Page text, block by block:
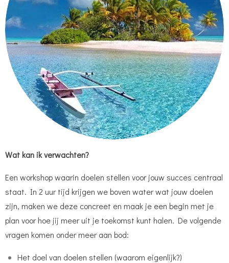
Wat kan ik verwachten?
Een workshop waarin doelen stellen voor jouw succes centraal
staat. In 2 uur tijd krijgen we boven water wat jouw doelen
zijn, maken we deze concreet en maak je een begin met je
plan voor hoe jij meer uit je toekomst kunt halen. De volgende
vragen komen onder meer aan bod:
Het doel van doelen stellen (waarom eigenlijk?)